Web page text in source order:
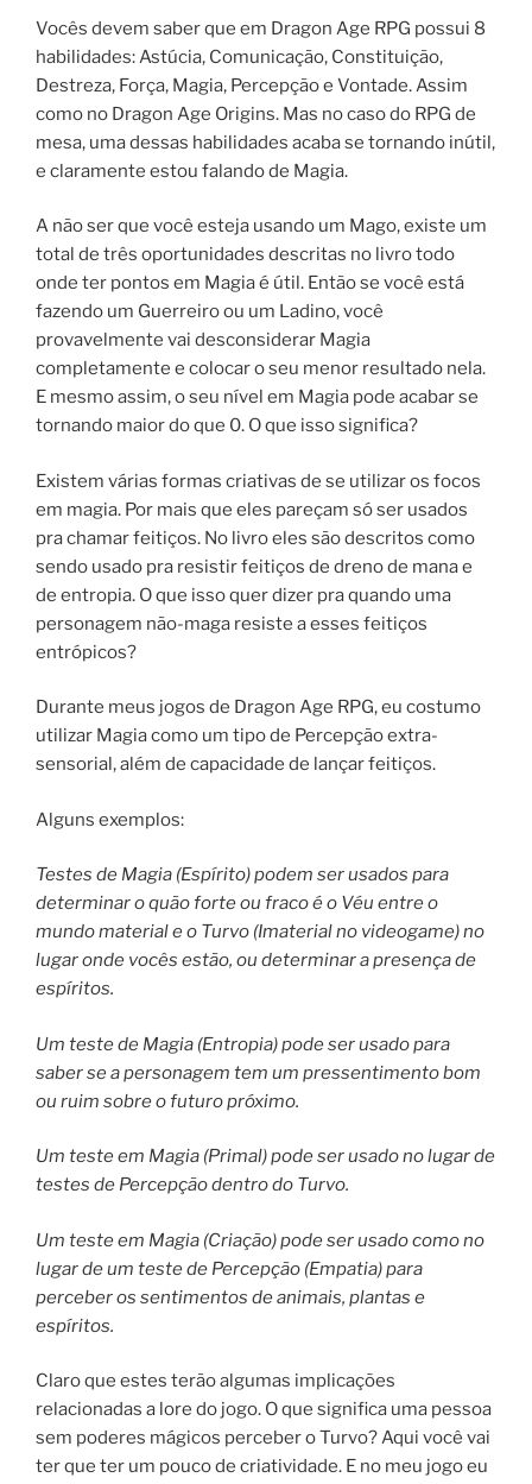
Vocês devem saber que em Dragon Age RPG possui 8
habilidades: Astúcia, Comunicação, Constituição,
Destreza, Força, Magia, Percepção e Vontade. Assim
como no Dragon Age Origins. Mas no caso do RPG de
mesa, uma dessas habilidades acaba se tornando inútil,
e claramente estou falando de Magia.
A não ser que você esteja usando um Mago, existe um
total de três oportunidades descritas no livro todo
onde ter pontos em Magia é útil. Então se você está
fazendo um Guerreiro ou um Ladino, você
provavelmente vai desconsiderar Magia
completamente e colocar o seu menor resultado nela.
E mesmo assim, o seu nível em Magia pode acabar se
tornando maior do que 0. O que isso significa?
Existem várias formas criativas de se utilizar os focos
em magia. Por mais que eles pareçam só ser usados
pra chamar feitiços. No livro eles são descritos como
sendo usado pra resistir feitiços de dreno de mana e
de entropia. O que isso quer dizer pra quando uma
personagem não-maga resiste a esses feitiços
entrópicos?
Durante meus jogos de Dragon Age RPG, eu costumo
utilizar Magia como um tipo de Percepção extra-
sensorial, além de capacidade de lançar feitiços.
Alguns exemplos:
Testes de Magia (Espírito) podem ser usados para
determinar o quão forte ou fraco é o Véu entre o
mundo material e o Turvo (Imaterial no videogame) no
lugar onde vocês estão, ou determinar a presença de
espíritos.
Um teste de Magia (Entropia) pode ser usado para
saber se a personagem tem um pressentimento bom
ou ruim sobre o futuro próximo.
Um teste em Magia (Primal) pode ser usado no lugar de
testes de Percepção dentro do Turvo.
Um teste em Magia (Criação) pode ser usado como no
lugar de um teste de Percepção (Empatia) para
perceber os sentimentos de animais, plantas e
espíritos.
Claro que estes terão algumas implicações
relacionadas a lore do jogo. O que significa uma pessoa
sem poderes mágicos perceber o Turvo? Aqui você vai
ter que ter um pouco de criatividade. E no meu jogo eu